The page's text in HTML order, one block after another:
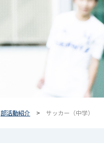
部活動紹介 サッカー（中学）